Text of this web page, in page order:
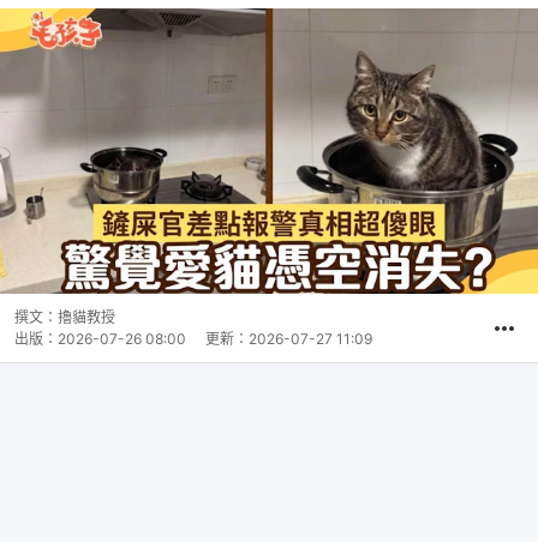
撰文： 擼貓教授
出版： 2026-07-26 08:00 更新： 2026-07-27 11:09